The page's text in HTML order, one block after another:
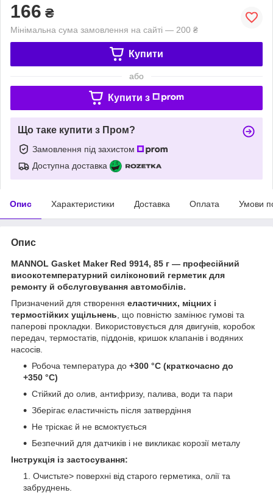
166 ₴
Мінімальна сума замовлення на сайті — 200 ₴
Купити
або
Купити з
Що таке купити з Пром?
Замовлення під захистом
Доступна доставка
Опис Характеристики Доставка Оплата Умови
Опис
MANNOL Gasket Maker Red 9914, 85 г — професійний
високотемпературний силіконовий герметик для
ремонту й обслуговування автомобілів.
Призначений для створення еластичних, міцних і
термостійких ущільнень , що повністю замінює гумові та
паперові прокладки. Використовується для двигунів, коробок
передач, термостатів, піддонів, кришок клапанів і водяних
насосів.
Робоча температура до +300 °C (краткочасно до
+350 °C)
Стійкий до олив, антифризу, палива, води та пари
Зберігає еластичність після затвердіння
Не тріскає й не всмоктується
Безпечний для датчиків і не викликає корозії металу
Інструкція із застосування:
Очистьте> поверхні від старого герметика, олії та
забруднень.